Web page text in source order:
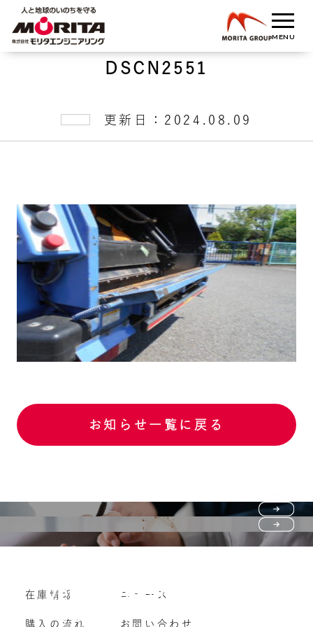
DSCN2551
更新日：2024.08.09
お知らせ一覧に戻る
購入の流れ
よくいただくご質問
Vehicle purchase
車両買い取り
在庫情報
購入の流れ
ニュース
お問い合わせ